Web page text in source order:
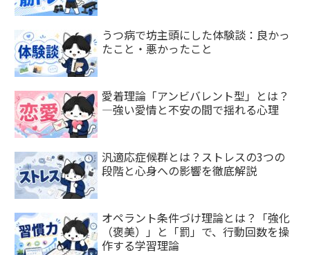
うつ病で坊主頭にした体験談：良かっ
たこと・悪かったこと
愛着理論「アンビバレント型」とは？
—強い愛情と不安の間で揺れる心理
汎適応症候群とは？ストレスの3つの
段階と心身への影響を徹底解説
オペラント条件づけ理論とは？「強化
（褒美）」と「罰」で、行動回数を操
作する学習理論